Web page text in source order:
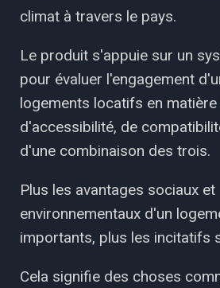
climat à travers le pays.
Le produit s'appuie sur un
pour évaluer l'engagement
logements locatifs en
d'accessibilité, de
d'une combinaison des trois.
Plus les avantages sociaux et
environnementaux d'un
importants, plus les incitatifs
Cela signifie des choses